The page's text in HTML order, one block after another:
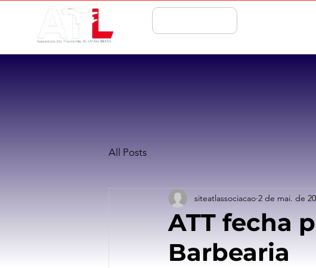
All Posts
ATT fecha
Barbearia
siteatlassociacao 2 de mai. de